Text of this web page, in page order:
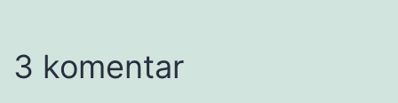
3 komentar